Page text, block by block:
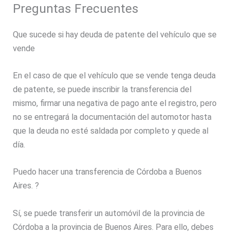
Preguntas Frecuentes
Que sucede si hay deuda de patente del vehículo que se
vende
En el caso de que el vehículo que se vende tenga deuda
de patente, se puede inscribir la transferencia del
mismo, firmar una negativa de pago ante el registro, pero
no se entregará la documentación del automotor hasta
que la deuda no esté saldada por completo y quede al
día.
Puedo hacer una transferencia de Córdoba a Buenos
Aires. ?
Sí, se puede transferir un automóvil de la provincia de
Córdoba a la provincia de Buenos Aires. Para ello, debes